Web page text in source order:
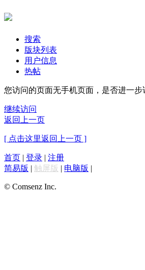
搜索
版块列表
用户信息
热帖
您访问的页面无手机页面，是否进一步
继续访问
返回上一页
[ 点击这里返回上一页 ]
首页 | 登录 | 注册
简易版 | 触屏版 | 电脑版 |
© Comsenz Inc.